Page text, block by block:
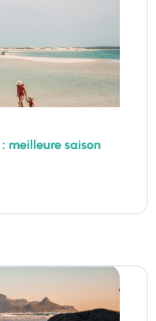
meilleure saison